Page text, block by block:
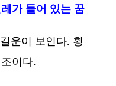
가 들어 있는 꿈
운이 보인다. 횡
이다.